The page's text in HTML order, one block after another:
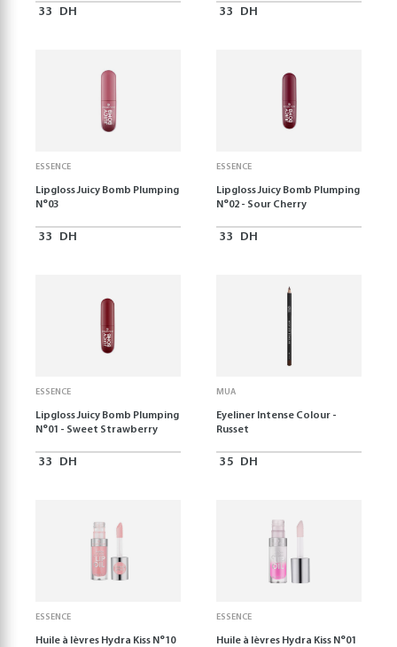
33 DH 33 DH
ESSENCE
Lipgloss Juicy Bomb Plumping
N°03
33 DH
ESSENCE
Lipgloss Juicy Bomb Plumping
N°02 - Sour Cherry
33 DH
ESSENCE
Lipgloss Juicy Bomb Plumping
N°01 - Sweet Strawberry
33 DH
MUA
Eyeliner Intense Colour -
Russet
35 DH
ESSENCE
Huile à lèvres Hydra Kiss N°10
ESSENCE
Huile à lèvres Hydra Kiss N°01